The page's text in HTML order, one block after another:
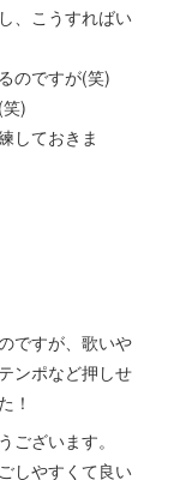
、こうすればい
のですが(笑)
)
しておきま
ですが、歌いや
ンポなど押しせ
！
ざいます。
しやすくて良い